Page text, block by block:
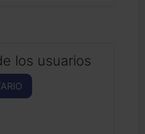
los usuarios